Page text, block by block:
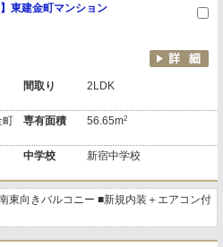
東建金町マンション
間取り 2LDK
町
専有面積 56.65m2
中学校 新宿中学校
東向きバルコニー ■新規内装＋エアコン付